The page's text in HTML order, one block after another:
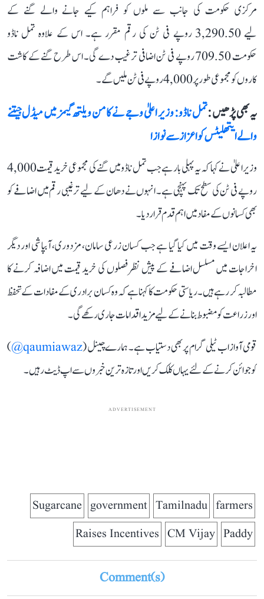
مرکزی حکومت کی جانب سے ملوں کو فراہم کیے جانے والے گنے کے
لیے 3,290.50 روپے فی ٹن کی رقم مقرر ہے۔ اس کے علاوہ تمل ناڈو
حکومت 709.50 روپے فی ٹن اضافی ترغیب دے گی۔ اس طرح گنے کے کاشت
کاروں کو مجموعی طور پر 4,000 روپے فی ٹن ملیں گے۔
یہ بھی پڑھیں :تمل ناڈو: وزیر اعلیٰ وجے نے کامن ویلتھ گیمز میں میڈل جیتنے
والے ایتھلیٹس کو اعزاز سے نوازا
وزیر اعلیٰ نے کہا کہ یہ پہلی بار ہے جب تمل ناڈو میں گنے کی مجموعی خرید قیمت 4,000
روپے فی ٹن کی سطح تک پہنچی ہے۔ انہوں نے دھان کے لیے ترغیبی رقم میں اضافے کو
بھی کسانوں کے مفاد میں اہم قدم قرار دیا۔
یہ اعلان ایسے وقت میں کیا گیا ہے جب کسان زرعی سامان، مزدوری، آبپاشی اور دیگر
اخراجات میں مسلسل اضافے کے پیش نظر فصلوں کی خرید قیمت میں اضافہ کرنے کا
مطالبہ کر رہے ہیں۔ ریاستی حکومت کا کہنا ہے کہ وہ کسان برادری کے مفادات کے تحفظ
اور زراعت کو مضبوط بنانے کے لیے مزید اقدامات جاری رکھے گی۔
قومی آواز اب ٹیلی گرام پر بھی دستیاب ہے۔ ہمارے چینل (qaumiawaz@
)
کو جوائن کرنے کے لئے یہاں کلک کریں اور تازہ ترین خبروں سے اپ ڈیٹ رہیں۔
ADVERTISEMENT
farmers
Tamilnadu
government
Sugarcane
Paddy
CM Vijay
Raises Incentives
Comment(s)